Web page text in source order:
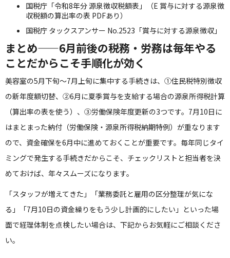
国税庁「令和8年分 源泉徴収税額表」
（E 賞与に対する源泉徴
収税額の算出率の表 PDFあり）
国税庁 タックスアンサー No.2523「賞与に対する源泉徴収」
まとめ——6月前後の税務・労務は毎年やる
ことだからこそ手順化が効く
美容室の5月下旬〜7月上旬に集中する手続きは、①住民税特別徴収
の新年度額切替、②6月に夏季賞与を支給する場合の源泉所得税計算
（算出率の表を使う）、③労働保険年度更新の3つです。7月10日に
はまとまった納付（労働保険・源泉所得税納期特例）が重なります
ので、資金確保を6月中に進めておくことが重要です。毎年同じタイ
ミングで発生する手続きだからこそ、チェックリストと担当者を決
めておけば、年々スムーズになります。
「スタッフが増えてきた」「業務委託と雇用の区分整理が気にな
る」「7月10日の資金繰りをもう少し計画的にしたい」といった場
面で経理体制を点検したい場合は、下記からお気軽にご相談くださ
い。